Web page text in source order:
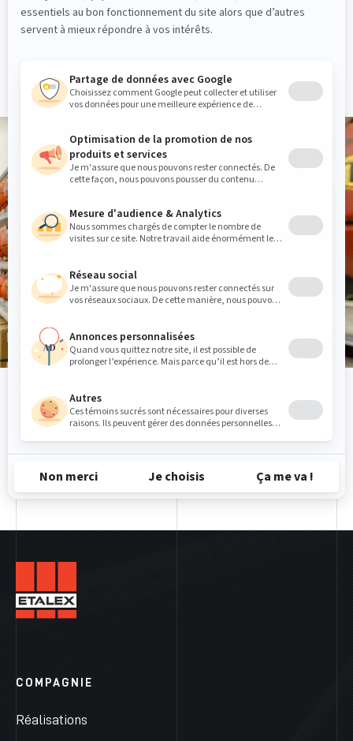
commerces spécialisés en articles de
sports.
COMPAGNIE
Réalisations